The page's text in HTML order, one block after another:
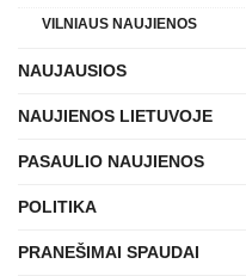
VILNIAUS NAUJIENOS
NAUJAUSIOS
NAUJIENOS LIETUVOJE
PASAULIO NAUJIENOS
POLITIKA
PRANEŠIMAI SPAUDAI